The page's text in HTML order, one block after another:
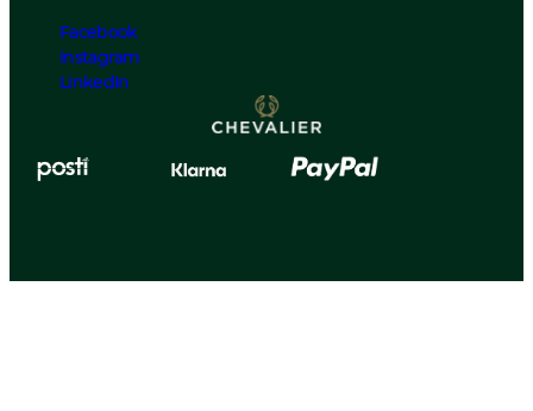
Facebook
Instagram
LinkedIn